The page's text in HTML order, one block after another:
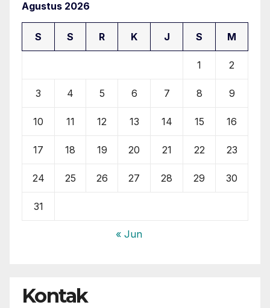
Agustus 2026
S S R K J S M
1 2
3 4 5 6 7 8 9
10 11 12 13 14 15 16
17 18 19 20 21 22 23
24 25 26 27 28 29 30
31
« Jun
Kontak